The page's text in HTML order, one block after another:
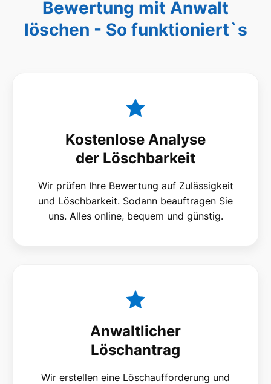
Bewertung mit Anwalt
löschen - So funktioniert`s
Kostenlose Analyse
der Löschbarkeit
Wir prüfen Ihre Bewertung auf Zulässigkeit
und Löschbarkeit. Sodann beauftragen Sie
uns. Alles online, bequem und günstig.
Anwaltlicher
Löschantrag
Wir erstellen eine Löschaufforderung und